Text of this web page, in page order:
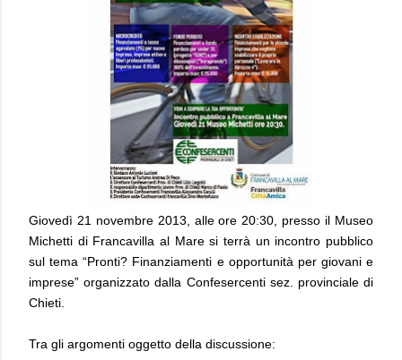
Giovedì 21 novembre 2013, alle ore 20:30, presso il Museo
Michetti di Francavilla al Mare si terrà un incontro pubblico
sul tema “Pronti? Finanziamenti e opportunità per giovani e
imprese” organizzato dalla Confesercenti sez. provinciale di
Chieti.
Tra gli argomenti oggetto della discussione: